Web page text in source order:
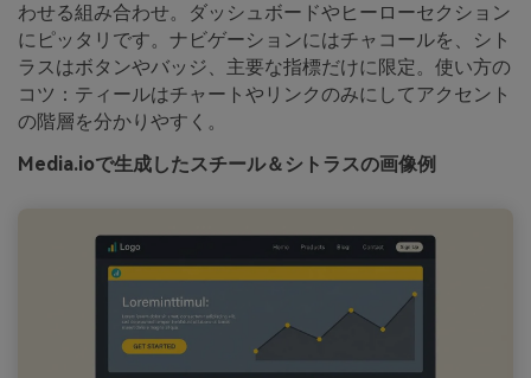
わせる組み合わせ。ダッシュボードやヒーローセクション
にピッタリです。ナビゲーションにはチャコールを、シト
ラスはボタンやバッジ、主要な指標だけに限定。使い方の
コツ：ティールはチャートやリンクのみにしてアクセント
の階層を分かりやすく。
Media.ioで生成したスチール＆シトラスの画像例